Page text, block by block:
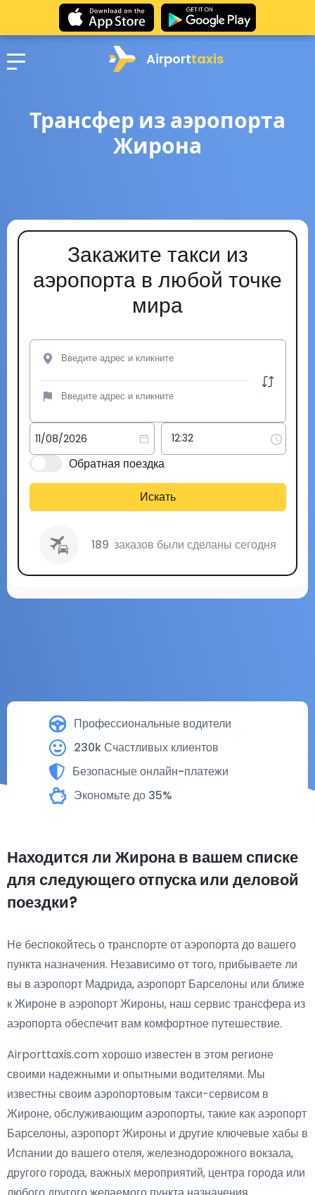
Airporttaxis
Трансфер из аэропорта
Жирона
Профессиональные водители
230k Счастливых клиентов
Безопасные онлайн-платежи
Экономьте до 35%
Закажите такси из
аэропорта в любой точке
мира
Обратная поездка
Искать
189 заказов были сделаны сегодня
Находится ли Жирона в вашем списке
для следующего отпуска или деловой
поездки?
Не беспокойтесь о транспорте от аэропорта до вашего
пункта назначения. Независимо от того, прибываете ли
вы в аэропорт Мадрида, аэропорт Барселоны или ближе
к Жироне в аэропорт Жироны, наш сервис трансфера из
аэропорта обеспечит вам комфортное путешествие.
Airporttaxis.com хорошо известен в этом регионе
своими надежными и опытными водителями. Мы
известны своим аэропортовым такси-сервисом в
Жироне, обслуживающим аэропорты, такие как аэропорт
Барселоны, аэропорт Жироны и другие ключевые хабы в
Испании до вашего отеля, железнодорожного вокзала,
другого города, важных мероприятий, центра города или